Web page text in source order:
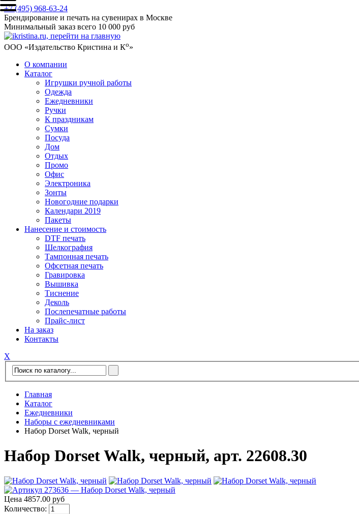
+7 (495) 968-63-24
Брендирование и печать на сувенирах в Москве
Минимальный заказ всего 10 000 руб
ООО «Издательство Кристина и Ко»
О компании
Каталог
Игрушки ручной работы
Одежда
Ежедневники
Ручки
К праздникам
Сумки
Посуда
Дом
Отдых
Промо
Офис
Электроника
Зонты
Новогодние подарки
Календари 2019
Пакеты
Нанесение и стоимость
DTF печать
Шелкография
Тампонная печать
Офсетная печать
Гравировка
Вышивка
Тиснение
Деколь
Послепечатные работы
Прайс-лист
На заказ
Контакты
Х
Главная
Каталог
Ежедневники
Наборы с ежедневниками
Набор Dorset Walk, черный
Набор Dorset Walk, черный, арт. 22608.30
Цена 4857.00 руб
Количество: